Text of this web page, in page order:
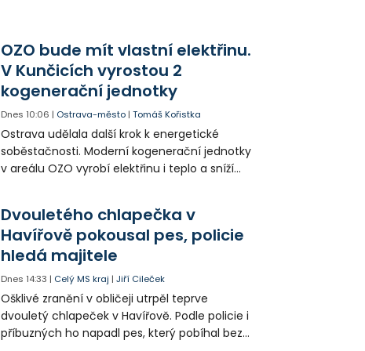
OZO bude mít vlastní elektřinu.
V Kunčicích vyrostou 2
kogenerační jednotky
Dnes 10:06 | Ostrava-město |Tomáš Kořistka
Ostrava udělala další krok k energetické
soběstačnosti. Moderní kogenerační jednotky
v areálu OZO vyrobí elektřinu i teplo a sníží
Dvouletého chlapečka v
Havířově pokousal pes, policie
hledá majitele
Dnes 14:33 | Celý MS kraj |Jiří Cileček
Ošklivé zranění v obličeji utrpěl teprve
dvouletý chlapeček v Havířově. Podle policie i
příbuzných ho napadl pes, který pobíhal bez